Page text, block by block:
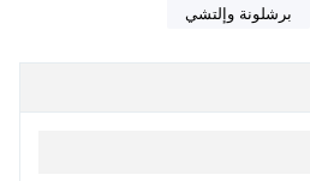
برشلونة وإلتشي